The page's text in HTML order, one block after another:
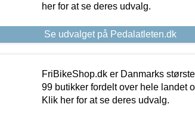
her for at se deres udvalg.
Se udvalget på Pedalatleten.dk
FriBikeShop.dk er Danmarks
99 butikker fordelt over hele landet
Klik her for at se deres udvalg.